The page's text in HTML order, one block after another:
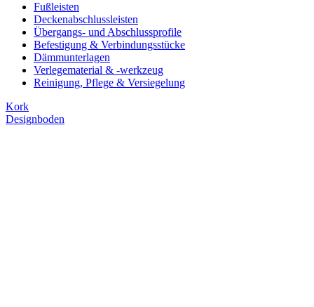
Fußleisten
Deckenabschlussleisten
Übergangs- und Abschlussprofile
Befestigung & Verbindungsstücke
Dämmunterlagen
Verlegematerial & -werkzeug
Reinigung, Pflege & Versiegelung
Kork
Designboden